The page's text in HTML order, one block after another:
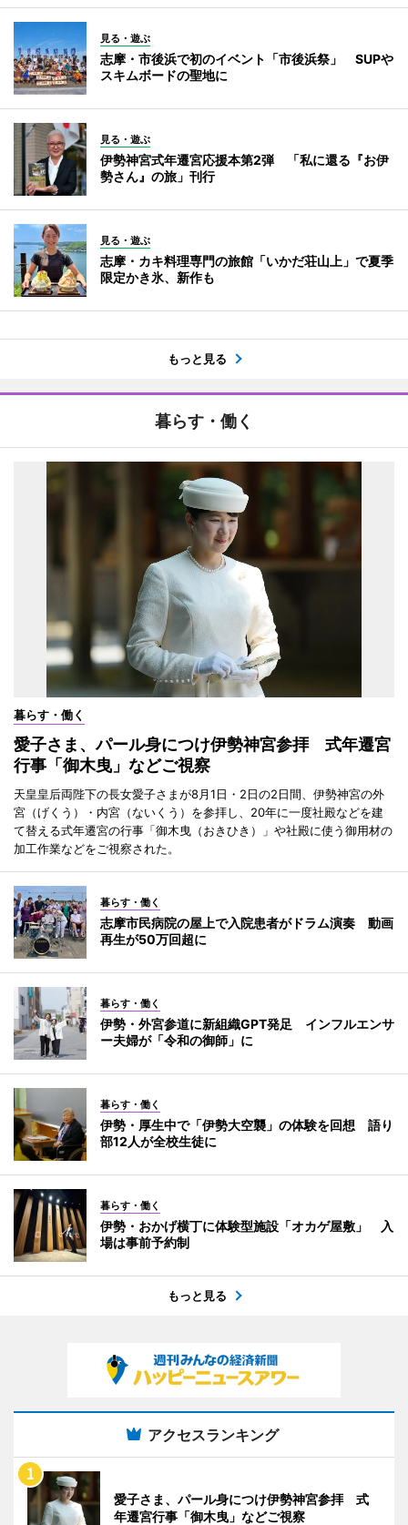
見る・遊ぶ
志摩・市後浜で初のイベント「市後浜祭」 SUPや
スキムボードの聖地に
見る・遊ぶ
伊勢神宮式年遷宮応援本第2弾 「私に還る『お伊
勢さん』の旅」刊行
見る・遊ぶ
志摩・カキ料理専門の旅館「いかだ荘山上」で夏季
限定かき氷、新作も
もっと見る
暮らす・働く
暮らす・働く
愛子さま、パール身につけ伊勢神宮参拝 式年遷宮
行事「御木曳」などご視察
天皇皇后両陛下の長女愛子さまが8月1日・2日の2日間、伊勢神宮の外
宮（げくう）・内宮（ないくう）を参拝し、20年に一度社殿などを建
て替える式年遷宮の行事「御木曳（おきひき）」や社殿に使う御用材の
加工作業などをご視察された。
暮らす・働く
志摩市民病院の屋上で入院患者がドラム演奏 動画
再生が50万回超に
暮らす・働く
伊勢・外宮参道に新組織GPT発足 インフルエンサ
ー夫婦が「令和の御師」に
暮らす・働く
伊勢・厚生中で「伊勢大空襲」の体験を回想 語り
部12人が全校生徒に
暮らす・働く
伊勢・おかげ横丁に体験型施設「オカゲ屋敷」 入
場は事前予約制
もっと見る
アクセスランキング
愛子さま、パール身につけ伊勢神宮参拝 式
年遷宮行事「御木曳」などご視察